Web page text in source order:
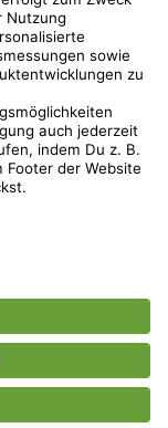
des
den Streichpreis.
einladen
Partnern versandte